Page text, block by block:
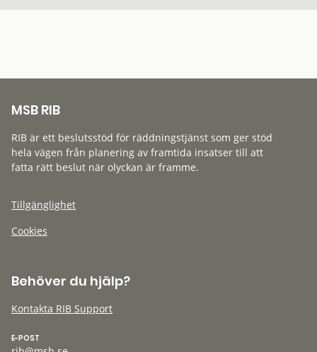
MSB RIB
RIB är ett beslutsstöd för räddningstjänst som ger stöd
hela vägen från planering av framtida insatser till att
fatta rätt beslut när olyckan är framme.
Tillgänglighet
Cookies
Behöver du hjälp?
Kontakta RIB Support
E-POST